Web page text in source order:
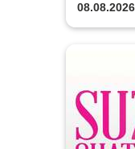
08.08.2026